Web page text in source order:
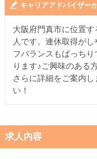
キャリアアドバイザー
大阪府門真市に位置
人です。連休取得が
フバランスもばっち
ります♪ご興味のある
さらに詳細をご案内
い！
求人内容